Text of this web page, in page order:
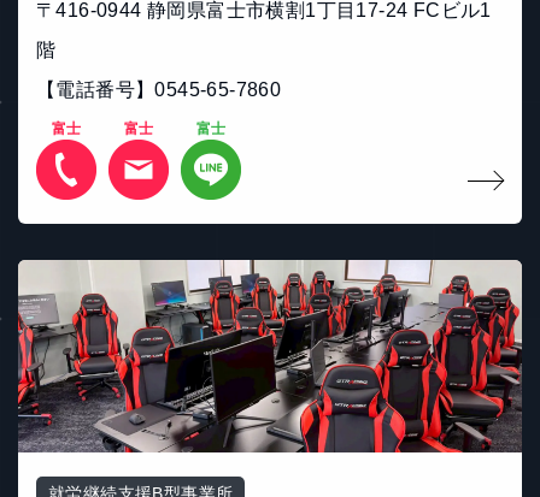
〒416-0944 静岡県富士市横割1丁目17-24 FCビル1
階
【電話番号】0545-65-7860
富士 富士 富士